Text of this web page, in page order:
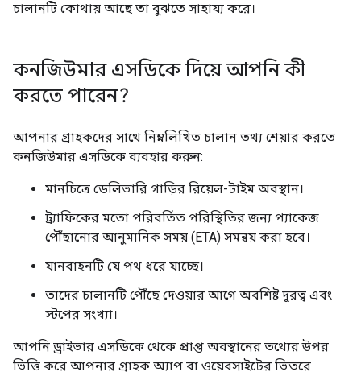
চালানটি কোথায় আছে তা বুঝতে সাহায্য করে।
কনজিউমার এসডিকে দিয়ে আপনি কী
করতে পারেন?
আপনার গ্রাহকদের সাথে নিম্নলিখিত চালান তথ্য শেয়ার করতে
কনজিউমার এসডিকে ব্যবহার করুন:
মানচিত্রে ডেলিভারি গাড়ির রিয়েল-টাইম অবস্থান।
ট্র্যাফিকের মতো পরিবর্তিত পরিস্থিতির জন্য প্যাকেজ
পৌঁছানোর আনুমানিক সময় (ETA) সমন্বয় করা হবে।
যানবাহনটি যে পথ ধরে যাচ্ছে।
তাদের চালানটি পৌঁছে দেওয়ার আগে অবশিষ্ট দূরত্ব এবং
স্টপের সংখ্যা।
আপনি ড্রাইভার এসডিকে থেকে প্রাপ্ত অবস্থানের তথ্যের উপর
ভিত্তি করে আপনার গ্রাহক অ্যাপ বা ওয়েবসাইটের ভিতরে